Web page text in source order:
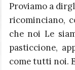
Proviamo a
ricominciano,
che noi Le
pasticcione,
come tutti noi.